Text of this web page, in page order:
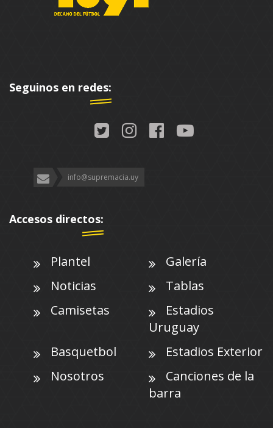
Seguinos en redes:
info@supremacia.uy
Accesos directos:
Plantel
Galería
Noticias
Tablas
Camisetas
Estadios
Uruguay
Basquetbol
Estadios Exterior
Nosotros
Canciones de la
barra